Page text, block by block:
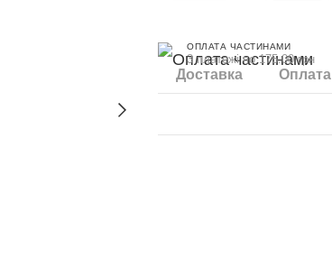
ОПЛАТА ЧАСТИНАМИ
3 платежі по 175.00 грн
Доставка Оплата